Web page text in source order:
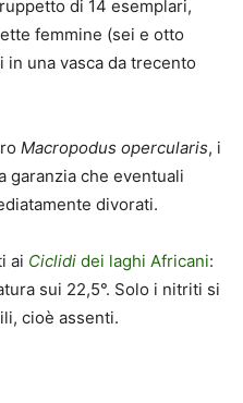
di 14 esemplari,
femmine (sei e otto
una vasca da trecento
Macropodus opercularis, i
garanzia che eventuali
divorati.
ai Ciclidi dei laghi Africani:
sui 22,5°. Solo i nitriti si
cioè assenti.